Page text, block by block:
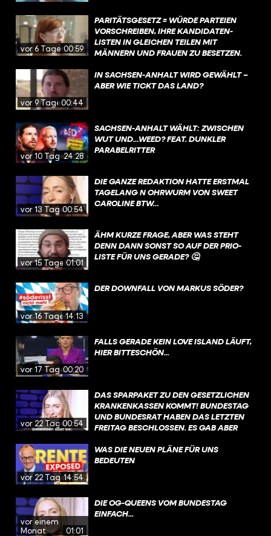
vor 6 Tagen00:59
PARITÄTSGESETZ = WÜRDE PARTEIEN
VORSCHREIBEN, IHRE KANDIDATEN-
LISTEN IN GLEICHEN TEILEN MIT
MÄNNERN UND FRAUEN ZU BESETZEN.
SIE NACH ANSICHT EINIGER
STAATSRECHTLER DIE PARTEIEN IN IHREM
vor 9 Tagen00:44
IN SACHSEN-ANHALT WIRD GEWÄHLT –
ABER WIE TICKT DAS LAND?
vor 10 Tagen24:28
SACHSEN-ANHALT WÄHLT: ZWISCHEN
WUT UND…WEED? FEAT. DUNKLER
PARABELRITTER
vor 13 Tagen00:54
DIE GANZE REDAKTION HATTE ERSTMAL
TAGELANG N OHRWURM VON SWEET
CAROLINE BTW…
vor 15 Tagen01:01
ÄHM KURZE FRAGE, ABER WAS STEHT
DENN DANN SONST SO AUF DER PRIO-
LISTE FÜR UNS GERADE? 🤔
vor 16 Tagen14:13
DER DOWNFALL VON MARKUS SÖDER?
vor 17 Tagen00:20
FALLS GERADE KEIN LOVE ISLAND LÄUFT,
HIER BITTESCHÖN...
vor 22 Tagen00:54
DAS SPARPAKET ZU DEN GESETZLICHEN
KRANKENKASSEN KOMMT! BUNDESTAG
UND BUNDESRAT HABEN DAS LETZTEN
FREITAG BESCHLOSSEN. ES GAB ABER
ÄNDERUNGEN BEI DER PSYCHOTHERAPIE
WURDEN SCHARF KRITISIERT. DIE
DAS GESETZ EIN BISSCHEN LOCKERN
SOLLEN – IM FOKUS STEHEN DA AUCH
vor 22 Tagen14:54
WAS DIE NEUEN PLÄNE FÜR UNS
BEDEUTEN
vor einem
Monat
01:01
DIE OG-QUEENS VOM BUNDESTAG
EINFACH...